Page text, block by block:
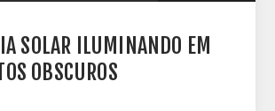
SOLAR ILUMINANDO EM
OBSCUROS